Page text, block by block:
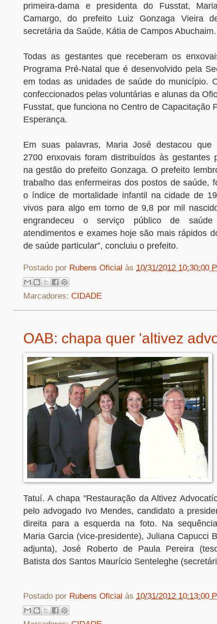
primeira-dama e presidenta do Fusstat,
Camargo, do prefeito Luiz Gonzaga Vieira
secretária da Saúde, Kátia de Campos Abuchaim.
Todas as gestantes que receberam os
Programa Pré-Natal que é desenvolvido pela
em todas as unidades de saúde do município.
confeccionados pelas voluntárias e alunas da
Fusstat, que funciona no Centro de Capacitação
Esperança.
Em suas palavras, Maria José destacou que
2700 enxovais foram distribuídos às gestantes
na gestão do prefeito Gonzaga. O prefeito
trabalho das enfermeiras dos postos de saúde,
o índice de mortalidade infantil na cidade de
vivos para algo em torno de 9,8 por mil
engrandeceu o serviço público de
atendimentos e exames hoje são mais rápidos
de saúde particular”, concluiu o prefeito.
Postado por Rubens Oficial às 10/31/2012 10:30:00
Marcadores: CIDADE
OAB: chapa quer 'altivez
Tatuí. A chapa "Restauração da Altivez
pelo advogado Ivo Mendes, candidato a
direita para a esquerda na foto. Na
Maria Garcia (vice-presidente), Juliana Capucci
adjunta), José Roberto de Paula Pereira
Batista dos Santos Maurício Senteleghe
Postado por Rubens Oficial às 10/31/2012 10:13:00